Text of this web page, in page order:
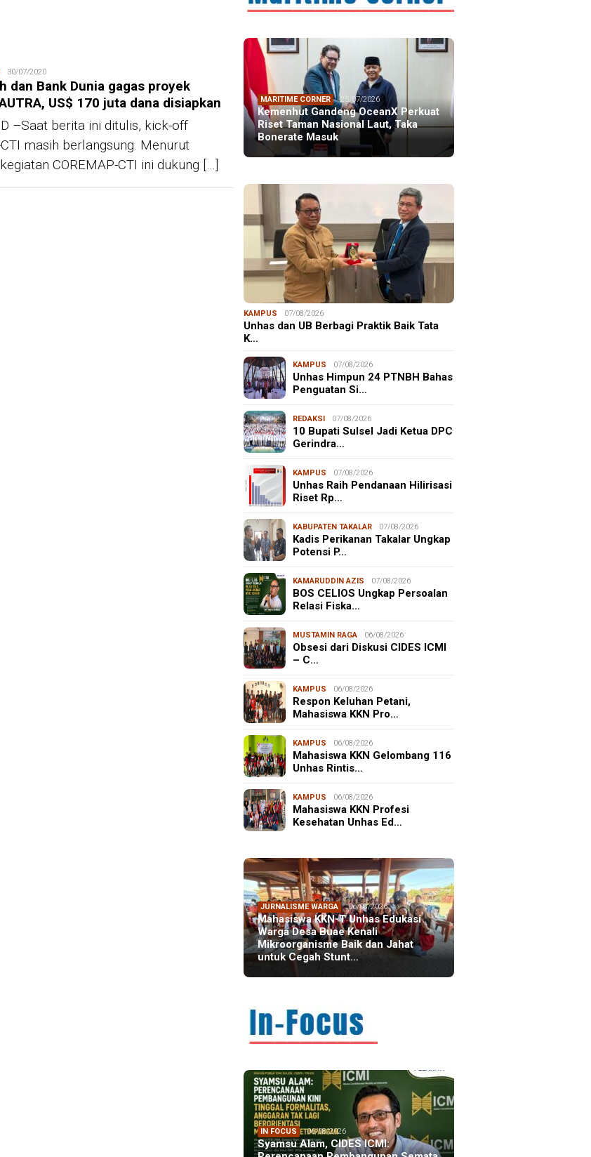
Redaksi
30/07/2020
dan Bank Dunia gagas proyek
US$ 170 juta dana disiapkan
–Saat berita ini ditulis, kick-off
masih berlangsung. Menurut
COREMAP-CTI ini dukung […]
MARITIME CORNER 25/07/2026
Kemenhut Gandeng OceanX Perkuat
Riset Taman Nasional Laut, Taka
Bonerate Masuk
KAMPUS 07/08/2026
Unhas dan UB Berbagi Praktik Baik Tata
K…
KAMPUS 07/08/2026
Unhas Himpun 24 PTNBH Bahas
Penguatan Si…
REDAKSI 07/08/2026
10 Bupati Sulsel Jadi Ketua DPC
Gerindra…
KAMPUS 07/08/2026
Unhas Raih Pendanaan Hilirisasi
Riset Rp…
KABUPATEN TAKALAR 07/08/2026
Kadis Perikanan Takalar Ungkap
Potensi P…
KAMARUDDIN AZIS 07/08/2026
BOS CELIOS Ungkap Persoalan
Relasi Fiska…
MUSTAMIN RAGA 06/08/2026
Obsesi dari Diskusi CIDES ICMI
– C…
KAMPUS 06/08/2026
Respon Keluhan Petani,
Mahasiswa KKN Pro…
KAMPUS 06/08/2026
Mahasiswa KKN Gelombang 116
Unhas Rintis…
KAMPUS 06/08/2026
Mahasiswa KKN Profesi
Kesehatan Unhas Ed…
JURNALISME WARGA 06/08/2026
Mahasiswa KKN-T Unhas Edukasi
Warga Desa Buae Kenali
Mikroorganisme Baik dan Jahat
untuk Cegah Stunt…
IN FOCUS 06/08/2026
Syamsu Alam, CIDES ICMI: